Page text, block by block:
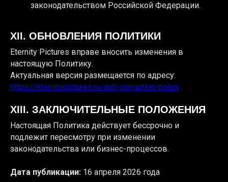
законодательством Российской Федерации.
XII. ОБНОВЛЕНИЯ ПОЛИТИКИ
Eternity Pictures вправе вносить изменения в
настоящую Политику.
Актуальная версия размещается по адресу:
https://eternitypictures.ru/anti-corruption-policy
XIII. ЗАКЛЮЧИТЕЛЬНЫЕ ПОЛОЖЕНИЯ
Настоящая Политика действует бессрочно и
подлежит пересмотру при изменении
законодательства или бизнес-процессов.
Дата публикации: 16 апреля 2026 года